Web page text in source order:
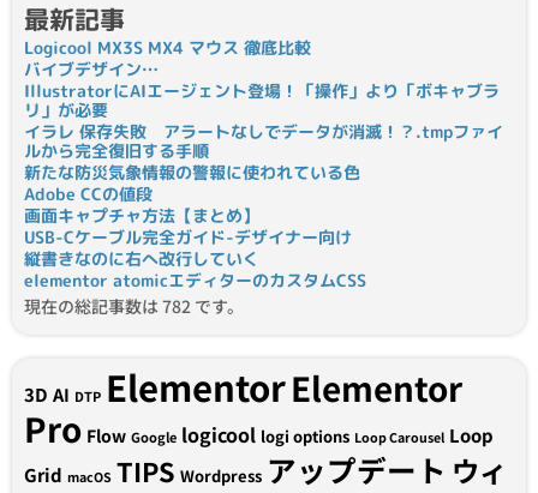
最新記事
Logicool MX3S MX4 マウス 徹底比較
バイブデザイン…
IllustratorにAIエージェント登場！「操作」より「ボキャブラ
リ」が必要
イラレ 保存失敗 アラートなしでデータが消滅！？.tmpファイ
ルから完全復旧する手順
新たな防災気象情報の警報に使われている色
Adobe CCの値段
画面キャプチャ方法【まとめ】
USB-Cケーブル完全ガイド-デザイナー向け
縦書きなのに右へ改行していく
elementor atomicエディターのカスタムCSS
現在の総記事数は 782 です。
3D AI DTP ElementorElementor
Pro Flow Google logicool logi options Loop Carousel Loop
Grid macOS TIPS Wordpress アップデート ウィ